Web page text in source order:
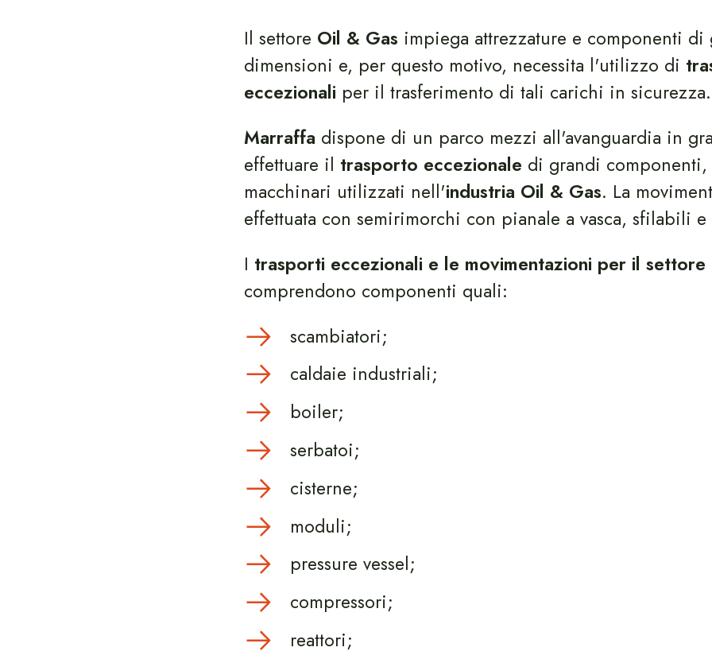
Il settore Oil & Gas impiega attrezzature e componenti di
dimensioni e, per questo motivo, necessita l'utilizzo di
eccezionali per il trasferimento di tali carichi in sicurezza.
Marraffa dispone di un parco mezzi all'avanguardia in
effettuare il trasporto eccezionale di grandi componenti,
macchinari utilizzati nell'industria Oil & Gas. La
effettuata con semirimorchi con pianale a vasca, sfilabili e
I trasporti eccezionali e le movimentazioni per il
comprendono componenti quali:
scambiatori;
caldaie industriali;
boiler;
serbatoi;
cisterne;
moduli;
pressure vessel;
compressori;
reattori;